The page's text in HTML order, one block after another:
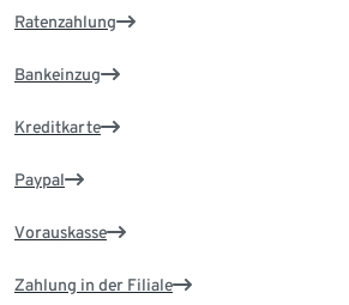
Ratenzahlung
Bankeinzug
Kreditkarte
Paypal
Vorauskasse
Zahlung in der Filiale